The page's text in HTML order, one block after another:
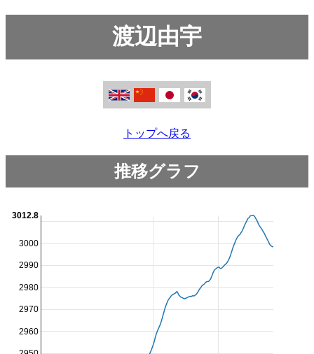
渡辺由宇
トップへ戻る
推移グラフ
2960
2970
2980
2990
3000
3012.8